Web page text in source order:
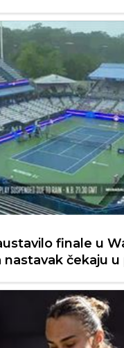
finale u
nastavak čekaju